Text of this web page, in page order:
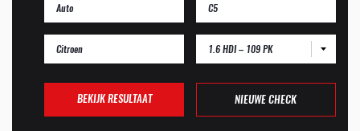
1.6 HDI – 109 PK
BEKIJK RESULTAAT NIEUWE CHECK